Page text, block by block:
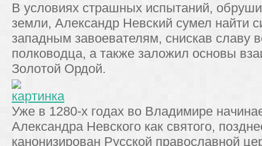
В условиях страшных испытаний,
земли, Александр Невский сумел найти
западным завоевателям, снискав славу
полководца, а также заложил основы
Золотой Ордой.
Уже в 1280-х годах во Владимире
Александра Невского как святого,
канонизирован Русской православной